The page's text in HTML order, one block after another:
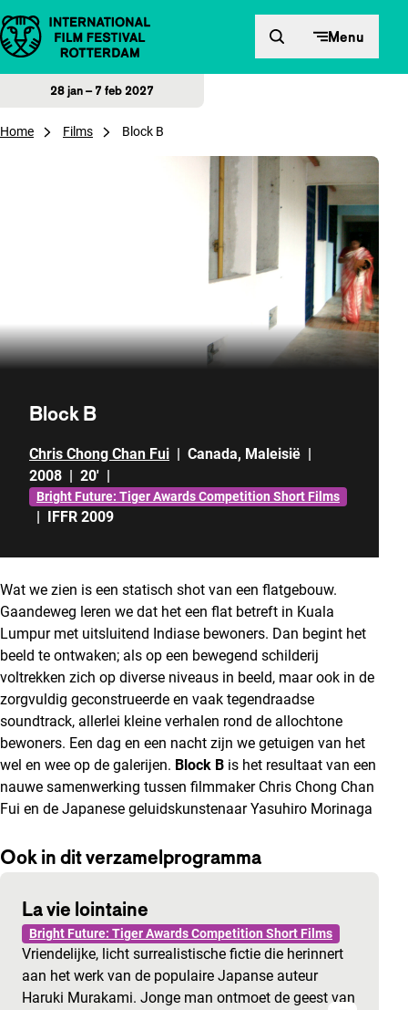
Direct naar inhoud Menu
28 jan – 7 feb 2027
Home Films Block B
Block B
Chris Chong Chan Fui | Canada, Maleisië |
2008 | 20' |
Bright Future: Tiger Awards Competition Short Films
| IFFR 2009
Wat we zien is een statisch shot van een flatgebouw.
Gaandeweg leren we dat het een flat betreft in Kuala
Lumpur met uitsluitend Indiase bewoners. Dan begint het
beeld te ontwaken; als op een bewegend schilderij
voltrekken zich op diverse niveaus in beeld, maar ook in de
zorgvuldig geconstrueerde en vaak tegendraadse
soundtrack, allerlei kleine verhalen rond de allochtone
bewoners. Een dag en een nacht zijn we getuigen van het
wel en wee op de galerijen. Block B is het resultaat van een
nauwe samenwerking tussen filmmaker Chris Chong Chan
Fui en de Japanese geluidskunstenaar Yasuhiro Morinaga
Ook in dit verzamelprogramma
La vie lointaine
Bright Future: Tiger Awards Competition Short Films
Vriendelijke, licht surrealistische fictie die herinnert
aan het werk van de populaire Japanse auteur
Haruki Murakami. Jonge man ontmoet de geest van